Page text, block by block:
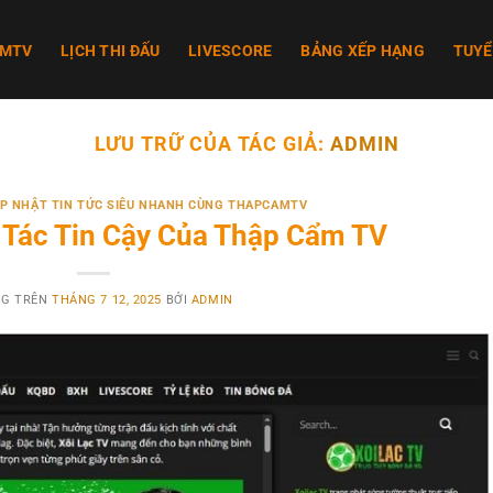
LỊCH THI ĐẤU LIVESCORE BẢNG XẾP HẠNG
LƯU TRỮ CỦA TÁC GIẢ: ADMIN
NHẬT TIN TỨC SIÊU NHANH CÙNG THAPCAMTV
Tin Cậy Của Thập Cẩm TV
TRÊNTHÁNG 7 12, 2025 BỞI ADMIN